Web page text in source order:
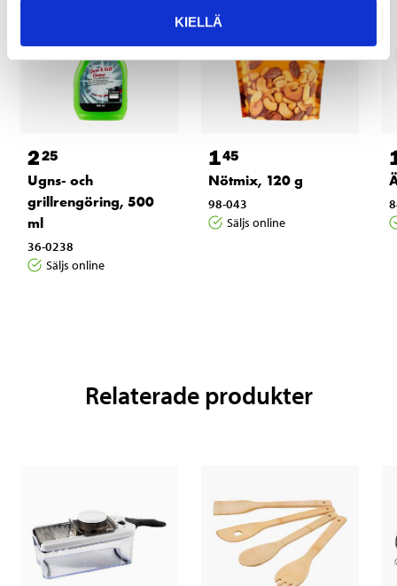
KIELLÄ
225
Ugns- och
grillrengöring, 500
ml
36-0238
Säljs online
145
Nötmix, 120 g
98-043
Säljs online
Relaterade produkter